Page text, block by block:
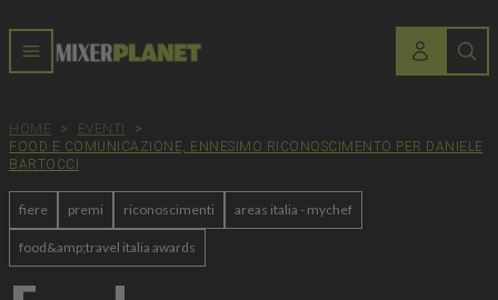
HOME > EVENTI
>
FOOD E COMUNICAZIONE, ENNESIMO RICONOSCIMENTO PER DANIELE
BARTOCCI
fiere premi riconoscimenti areas italia - mychef
food&amp;travel italia awards